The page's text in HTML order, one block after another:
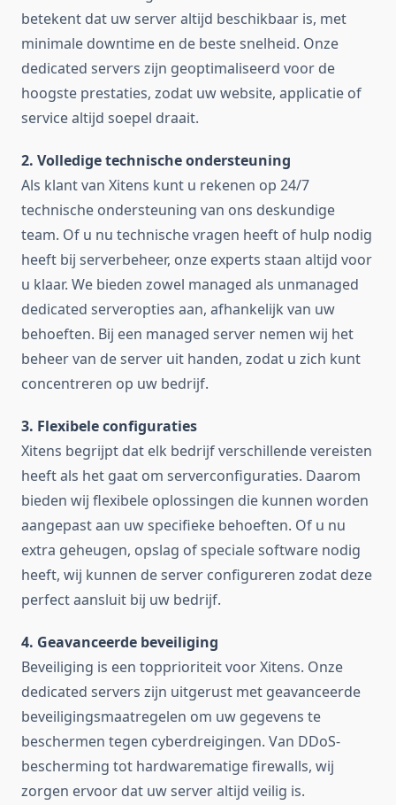
betekent dat uw server altijd beschikbaar is, met
minimale downtime en de beste snelheid. Onze
dedicated servers zijn geoptimaliseerd voor de
hoogste prestaties, zodat uw website, applicatie of
service altijd soepel draait.
2. Volledige technische ondersteuning
Als klant van Xitens kunt u rekenen op 24/7
technische ondersteuning van ons deskundige
team. Of u nu technische vragen heeft of hulp nodig
heeft bij serverbeheer, onze experts staan altijd voor
u klaar. We bieden zowel managed als unmanaged
dedicated serveropties aan, afhankelijk van uw
behoeften. Bij een managed server nemen wij het
beheer van de server uit handen, zodat u zich kunt
concentreren op uw bedrijf.
3. Flexibele configuraties
Xitens begrijpt dat elk bedrijf verschillende vereisten
heeft als het gaat om serverconfiguraties. Daarom
bieden wij flexibele oplossingen die kunnen worden
aangepast aan uw specifieke behoeften. Of u nu
extra geheugen, opslag of speciale software nodig
heeft, wij kunnen de server configureren zodat deze
perfect aansluit bij uw bedrijf.
4. Geavanceerde beveiliging
Beveiliging is een topprioriteit voor Xitens. Onze
dedicated servers zijn uitgerust met geavanceerde
beveiligingsmaatregelen om uw gegevens te
beschermen tegen cyberdreigingen. Van DDoS-
bescherming tot hardwarematige firewalls, wij
zorgen ervoor dat uw server altijd veilig is.